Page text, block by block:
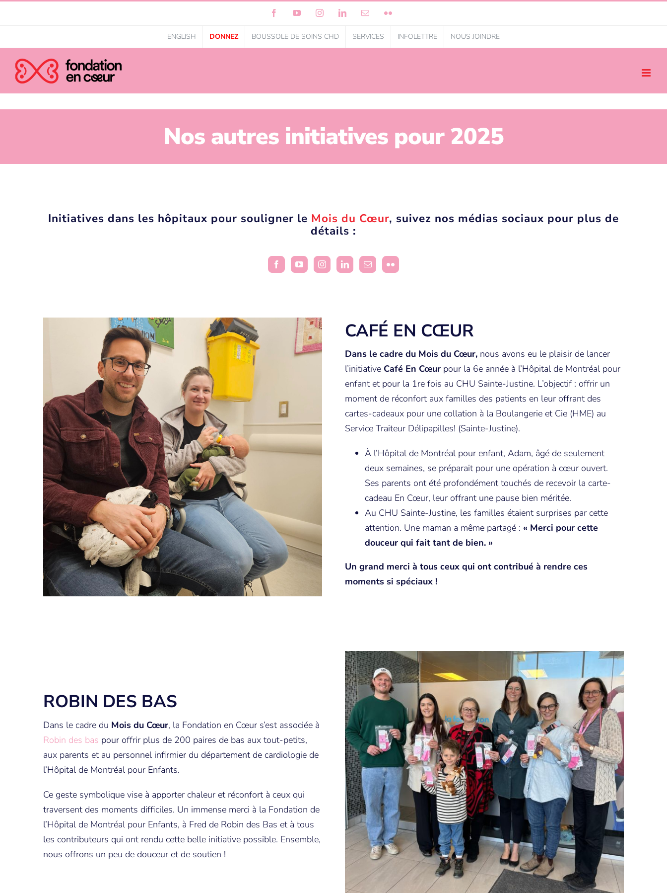
FacebookYouTubeInstagramLinkedInCourrielFlickr
ENGLISH DONNEZ BOUSSOLE DE SOINS CHD SERVICES INFOLETTRE NOUS JOINDRE
Nos autres initiatives pour 2025
Initiatives dans les hôpitaux pour souligner le Mois du Cœur, suivez nos médias sociaux pour plus de
détails :
CAFÉ EN CŒUR
Dans le cadre du Mois du Cœur, nous avons eu le plaisir de lancer
l’initiative Café En Cœur pour la 6e année à l’Hôpital de Montréal pour
enfant et pour la 1re fois au CHU Sainte-Justine. L’objectif : offrir un
moment de réconfort aux familles des patients en leur offrant des
cartes-cadeaux pour une collation à la Boulangerie et Cie (HME) au
Service Traiteur Délipapilles! (Sainte-Justine).
À l’Hôpital de Montréal pour enfant, Adam, âgé de seulement
deux semaines, se préparait pour une opération à cœur ouvert.
Ses parents ont été profondément touchés de recevoir la carte-
cadeau En Cœur, leur offrant une pause bien méritée.
Au CHU Sainte-Justine, les familles étaient surprises par cette
attention. Une maman a même partagé : « Merci pour cette
douceur qui fait tant de bien. »
Un grand merci à tous ceux qui ont contribué à rendre ces
moments si spéciaux !
ROBIN DES BAS
Dans le cadre du Mois du Cœur, la Fondation en Cœur s’est associée à
Robin des bas pour offrir plus de 200 paires de bas aux tout-petits,
aux parents et au personnel infirmier du département de cardiologie de
l’Hôpital de Montréal pour Enfants.
Ce geste symbolique vise à apporter chaleur et réconfort à ceux qui
traversent des moments difficiles. Un immense merci à la Fondation de
l’Hôpital de Montréal pour Enfants, à Fred de Robin des Bas et à tous
les contributeurs qui ont rendu cette belle initiative possible. Ensemble,
nous offrons un peu de douceur et de soutien !